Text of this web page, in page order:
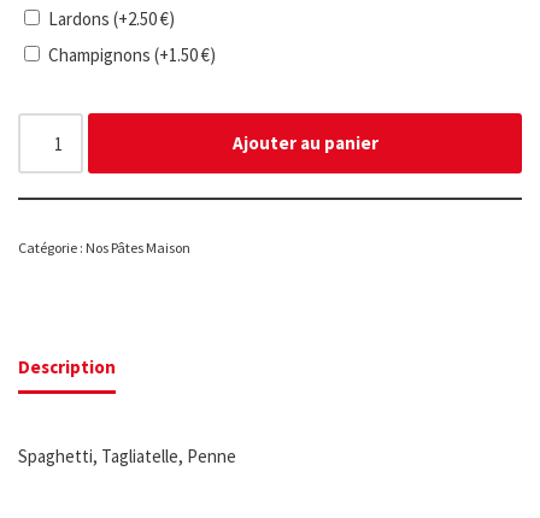
Lardons (+2.50€)
Champignons (+1.50€)
Ajouter au panier
Catégorie : Nos Pâtes Maison
Description
Spaghetti, Tagliatelle, Penne